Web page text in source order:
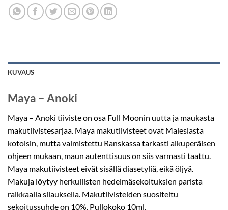
KUVAUS
Maya – Anoki
Maya – Anoki tiiviste on osa Full Moonin uutta ja maukasta
makutiivistesarjaa. Maya makutiivisteet ovat Malesiasta
kotoisin, mutta valmistettu Ranskassa tarkasti alkuperäisen
ohjeen mukaan, maun autenttisuus on siis varmasti taattu.
Maya makutiivisteet eivät sisällä diasetyliä, eikä öljyä.
Makuja löytyy herkullisten hedelmäsekoituksien parista
raikkaalla silauksella. Makutiivisteiden suositeltu
sekoitussuhde on 10%. Pullokoko 10ml.